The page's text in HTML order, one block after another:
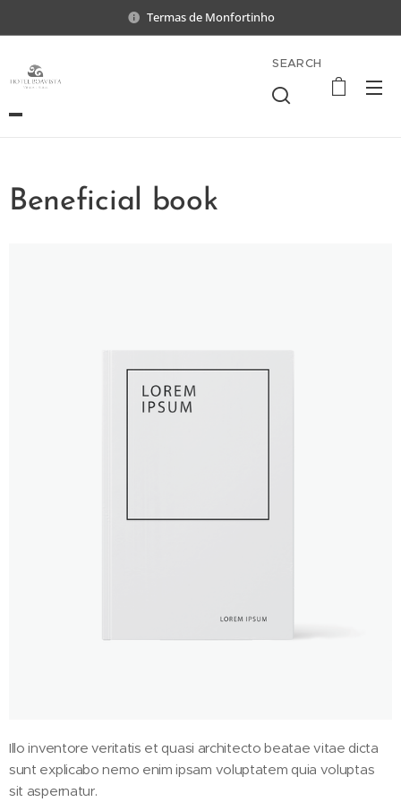
Termas de Monfortinho
SEARCH
Beneficial book
Illo inventore veritatis et quasi architecto beatae vitae dicta
sunt explicabo nemo enim ipsam voluptatem quia voluptas
sit aspernatur.